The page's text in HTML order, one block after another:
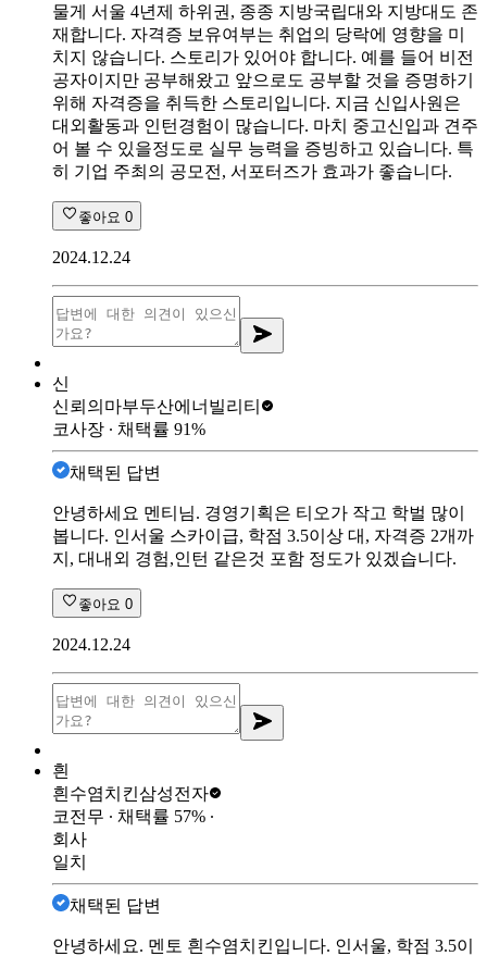
물게 서울 4년제 하위권, 종종 지방국립대와 지방대도 존
재합니다. 자격증 보유여부는 취업의 당락에 영향을 미
치지 않습니다. 스토리가 있어야 합니다. 예를 들어 비전
공자이지만 공부해왔고 앞으로도 공부할 것을 증명하기
위해 자격증을 취득한 스토리입니다. 지금 신입사원은
대외활동과 인턴경험이 많습니다. 마치 중고신입과 견주
어 볼 수 있을정도로 실무 능력을 증빙하고 있습니다. 특
히 기업 주최의 공모전, 서포터즈가 효과가 좋습니다.
좋아요 0
2024.12.24
신
신뢰의마부두산에너빌리티
코사장 ∙ 채택률 91%
채택된 답변
안녕하세요 멘티님. 경영기획은 티오가 작고 학벌 많이
봅니다. 인서울 스카이급, 학점 3.5이상 대, 자격증 2개까
지, 대내외 경험,인턴 같은것 포함 정도가 있겠습니다.
좋아요 0
2024.12.24
흰
흰수염치킨삼성전자
코전무 ∙ 채택률 57% ∙
회사
일치
채택된 답변
안녕하세요. 멘토 흰수염치킨입니다. 인서울, 학점 3.5이